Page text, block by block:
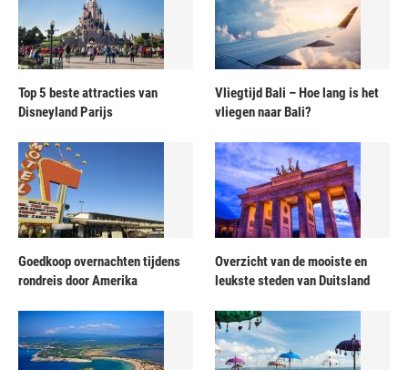
Top 5 beste attracties van
Disneyland Parijs
Vliegtijd Bali – Hoe lang is het
vliegen naar Bali?
Goedkoop overnachten tijdens
rondreis door Amerika
Overzicht van de mooiste en
leukste steden van Duitsland